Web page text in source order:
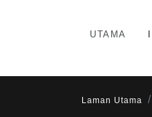
UTAMA
Laman Utama